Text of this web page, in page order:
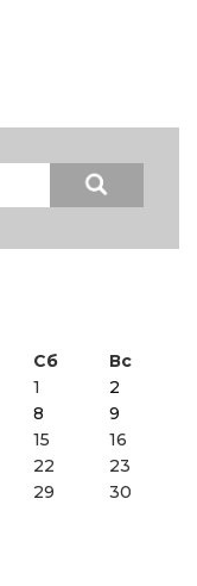
Сб
Вс
1
2
8
9
15
16
22
23
29
30